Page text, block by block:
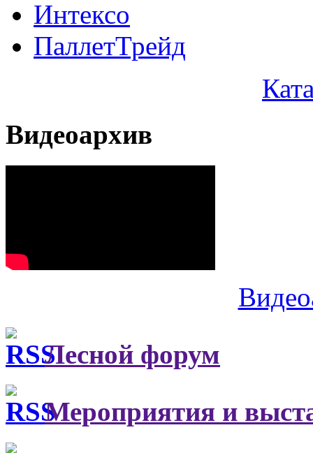
Интексо
ПаллетТрейд
Видеоархив
Лесной форум
Мероприятия и